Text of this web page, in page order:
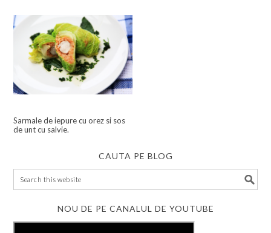
Sarmale de iepure cu orez si sos
de unt cu salvie.
CAUTA PE BLOG
NOU DE PE CANALUL DE YOUTUBE